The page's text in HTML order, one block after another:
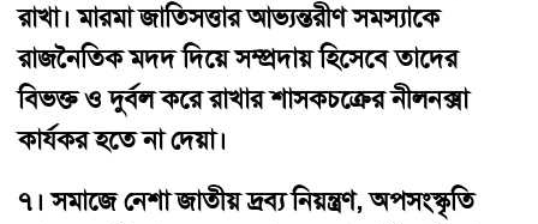
রাখা। মারমা জাতিসত্তার আভ্যন্তরীণ সমস্যাকে
রাজনৈতিক মদদ দিয়ে সম্প্রদায় হিসেবে তাদের
বিভক্ত ও দুর্বল করে রাখার শাসকচক্রের নীলনক্সা
কার্যকর হতে না দেয়া।
৭।সমাজে নেশা জাতীয় দ্রব্য নিয়ন্ত্রণ, অপসংস্কৃতি